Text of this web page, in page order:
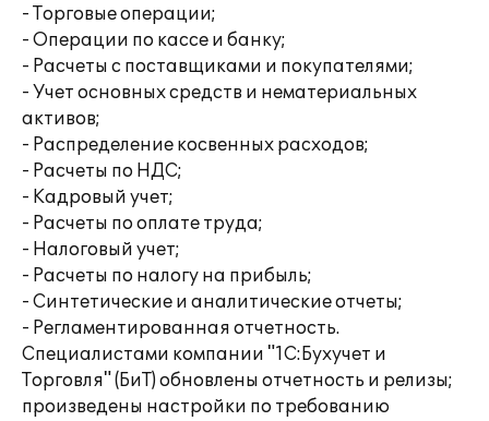
- Торговые операции;
- Операции по кассе и банку;
- Расчеты с поставщиками и покупателями;
- Учет основных средств и нематериальных
активов;
- Распределение косвенных расходов;
- Расчеты по НДС;
- Кадровый учет;
- Расчеты по оплате труда;
- Налоговый учет;
- Расчеты по налогу на прибыль;
- Синтетические и аналитические отчеты;
- Регламентированная отчетность.
Специалистами компании "1С:Бухучет и
Торговля" (БиТ) обновлены отчетность и релизы;
произведены настройки по требованию